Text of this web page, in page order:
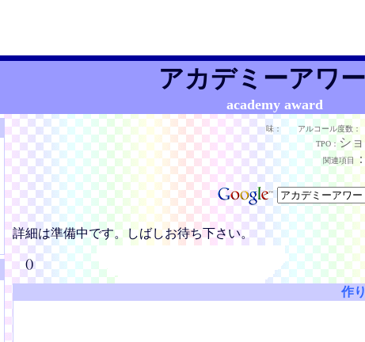
アカデミーアワ
academy award
味： アルコール度数：
TPO：シ
関連項目
詳細は準備中です。しばしお待ち下さい。
()
作